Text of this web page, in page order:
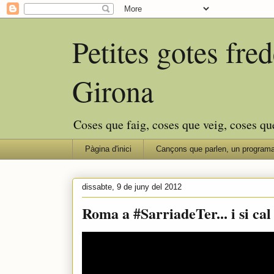
Petites gotes
Girona
Coses que faig, coses que veig, coses
Pàgina d'inici Cançons que parlen, un
dissabte, 9 de juny del 2012
Roma a #SarriadeTer... i si